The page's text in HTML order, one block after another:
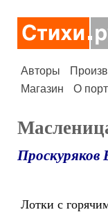
Авторы
Магазин
О
Проскуряков
Лотки с